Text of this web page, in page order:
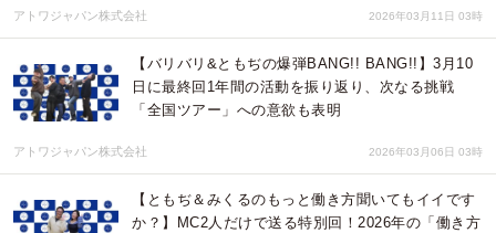
アトワジャパン株式会社 2026年03月11日 03時
【バリバリ&ともぢの爆弾BANG!! BANG!!】3月10
日に最終回1年間の活動を振り返り、次なる挑戦
「全国ツアー」への意欲も表明
アトワジャパン株式会社 2026年03月06日 03時
【ともぢ＆みくるのもっと働き方聞いてもイイです
か？】MC2人だけで送る特別回！2026年の「働き方